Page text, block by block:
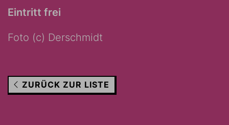
Eintritt frei
Foto (c) Derschmidt
ZURÜCK ZUR LISTE